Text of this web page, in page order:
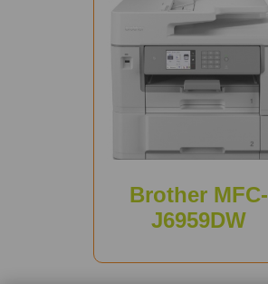
Brother MFC-
J6959DW